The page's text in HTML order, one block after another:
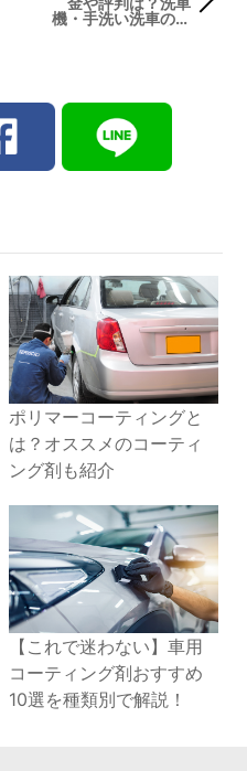
機・手洗い洗車のメ
ポリマーコーティングと
は？オススメのコーティ
ング剤も紹介
【これで迷わない】車用
コーティング剤おすすめ
10選を種類別で解説！